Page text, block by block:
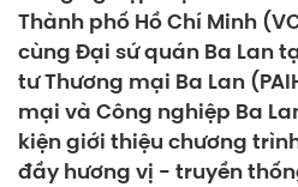
Thành phố Hồ Chí Minh
cùng Đại sứ quán Ba Lan
tư Thương mại Ba Lan
mại và Công nghiệp Ba
kiện giới thiệu chương
đầy hương vị - truyền